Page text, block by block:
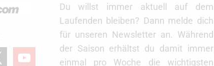
youtube
Du willst immer aktuell auf dem
Laufenden bleiben? Dann melde dich
für unseren Newsletter an. Während
der Saison erhältst du damit immer
einmal pro Woche die wichtigsten